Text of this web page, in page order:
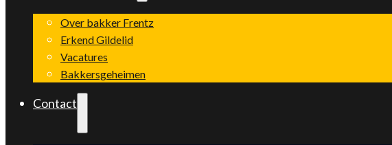
Over bakker Frentz
Erkend Gildelid
Vacatures
Bakkersgeheimen
Contact